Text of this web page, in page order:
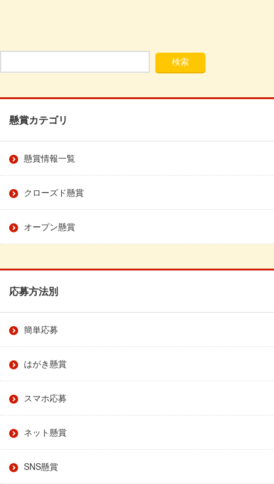
懸賞カテゴリ
懸賞情報一覧
クローズド懸賞
オープン懸賞
応募方法別
簡単応募
はがき懸賞
スマホ応募
ネット懸賞
SNS懸賞